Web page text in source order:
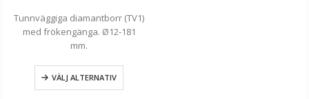
Tunnväggiga diamantborr (TV1)
med frökengänga. Ø12-181
mm.
VÄLJ ALTERNATIV